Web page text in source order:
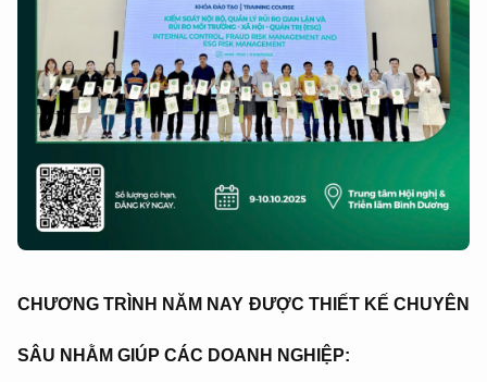
CHƯƠNG TRÌNH NĂM NAY ĐƯỢC THIẾT KẾ CHUYÊN
SÂU NHẰM GIÚP CÁC DOANH NGHIỆP: